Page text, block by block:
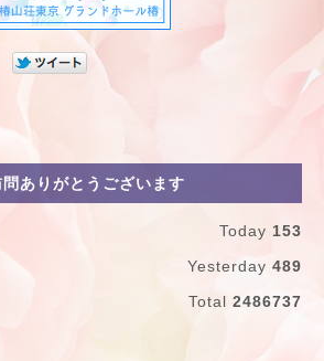
問ありがとうございます
Today 153
Yesterday 489
Total 2486737